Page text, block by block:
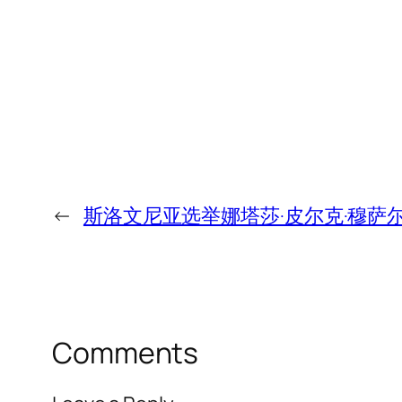
← 斯洛文尼亚选举娜塔莎·皮尔克·穆萨
Comments